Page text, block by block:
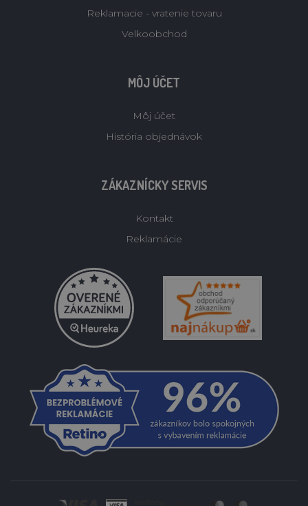
Reklamacie - vratenie tovaru
Velkoobchod
MÔJ ÚČET
Môj účet
História objednávok
ZÁKAZNÍCKY SERVIS
Kontakt
Reklamácie